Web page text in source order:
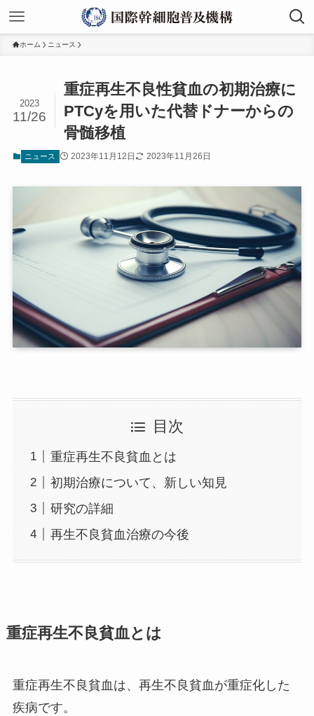
ホーム ニュース
重症再生不良性貧血の初期治療に
PTCyを用いた代替ドナーからの
骨髄移植
2023
11/26
ニュース 2023年11月12日 2023年11月26日
目次
重症再生不良貧血とは
初期治療について、新しい知見
研究の詳細
再生不良貧血治療の今後
重症再生不良貧血とは
重症再生不良貧血は、再生不良貧血が重症化した
疾病です。